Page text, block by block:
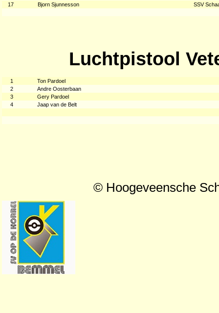
17
Bjorn Sjunnesson SSV
Luchtpistool
1
Ton Pardoel
2
Andre Oosterbaan
3
Gery Pardoel
4
Jaap van de Belt
© Hoogeveensche